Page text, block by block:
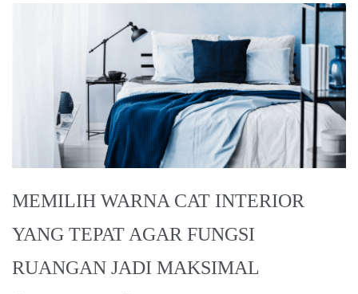
MEMILIH WARNA CAT INTERIOR
YANG TEPAT AGAR FUNGSI
RUANGAN JADI MAKSIMAL